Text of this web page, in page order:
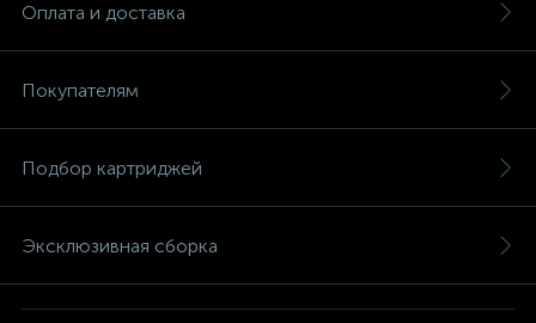
Оплата и доставка
Покупателям
Подбор картриджей
Эксклюзивная сборка